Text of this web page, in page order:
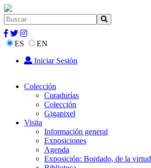
ES
EN
Iniciar Sesión
Colección
Curadurías
Colección
Gigapixel
Visita
Información general
Exposiciones
Agenda
Exposición: Bordado, de la virtud